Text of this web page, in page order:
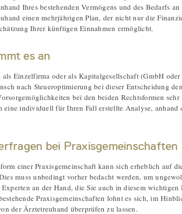
Ihres bestehenden Vermögens und des Bedarfs an
einen mehrjährigen Plan, der nicht nur die
Ihrer künftigen Einnahmen ermöglicht.
es an
Einzelfirma oder als Kapitalgesellschaft (GmbH
nach Steueroptimierung bei dieser Entscheidung
bei den beiden Rechtsformen sehr
individuell für Ihren Fall erstellte Analyse, anhand
bei Praxisgemeinschaften
einer Praxisgemeinschaft kann sich erheblich auf
muss unbedingt vorher bedacht werden, um
an der Hand, die Sie auch in diesem wichtigen
Praxisgemeinschaften lohnt es sich, im
der Ärztetreuhand überprüfen zu lassen.